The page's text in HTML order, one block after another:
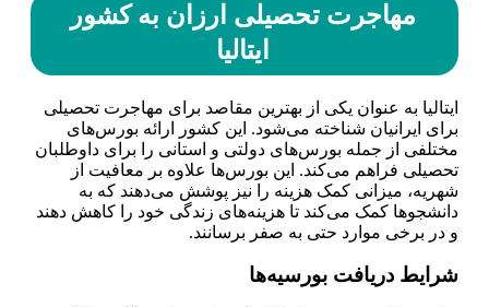
مهاجرت تحصیلی ارزان به کشور
ایتالیا
ایتالیا به عنوان یکی از بهترین مقاصد برای مهاجرت تحصیلی
برای ایرانیان شناخته می‌شود. این کشور ارائه بورس‌های
مختلفی از جمله بورس‌های دولتی و استانی را برای داوطلبان
تحصیلی فراهم می‌کند. این بورس‌ها علاوه بر معافیت از
شهریه، میزانی کمک هزینه را نیز پوشش می‌دهند که به
دانشجوها کمک می‌کند تا هزینه‌های زندگی خود را کاهش دهند
و در برخی موارد حتی به صفر برسانند.
شرایط دریافت بورسیه‌ها